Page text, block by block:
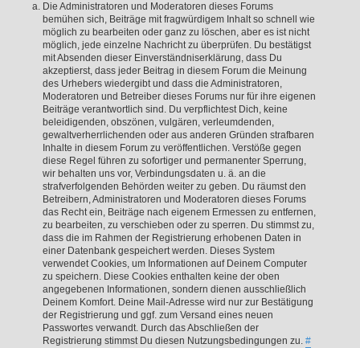
Die Administratoren und Moderatoren dieses Forums
bemühen sich, Beiträge mit fragwürdigem Inhalt so schnell wie
möglich zu bearbeiten oder ganz zu löschen, aber es ist nicht
möglich, jede einzelne Nachricht zu überprüfen. Du bestätigst
mit Absenden dieser Einverständniserklärung, dass Du
akzeptierst, dass jeder Beitrag in diesem Forum die Meinung
des Urhebers wiedergibt und dass die Administratoren,
Moderatoren und Betreiber dieses Forums nur für ihre eigenen
Beiträge verantwortlich sind. Du verpflichtest Dich, keine
beleidigenden, obszönen, vulgären, verleumdenden,
gewaltverherrlichenden oder aus anderen Gründen strafbaren
Inhalte in diesem Forum zu veröffentlichen. Verstöße gegen
diese Regel führen zu sofortiger und permanenter Sperrung,
wir behalten uns vor, Verbindungsdaten u. ä. an die
strafverfolgenden Behörden weiter zu geben. Du räumst den
Betreibern, Administratoren und Moderatoren dieses Forums
das Recht ein, Beiträge nach eigenem Ermessen zu entfernen,
zu bearbeiten, zu verschieben oder zu sperren. Du stimmst zu,
dass die im Rahmen der Registrierung erhobenen Daten in
einer Datenbank gespeichert werden. Dieses System
verwendet Cookies, um Informationen auf Deinem Computer
zu speichern. Diese Cookies enthalten keine der oben
angegebenen Informationen, sondern dienen ausschließlich
Deinem Komfort. Deine Mail-Adresse wird nur zur Bestätigung
der Registrierung und ggf. zum Versand eines neuen
Passwortes verwandt. Durch das Abschließen der
Registrierung stimmst Du diesen Nutzungsbedingungen zu. #